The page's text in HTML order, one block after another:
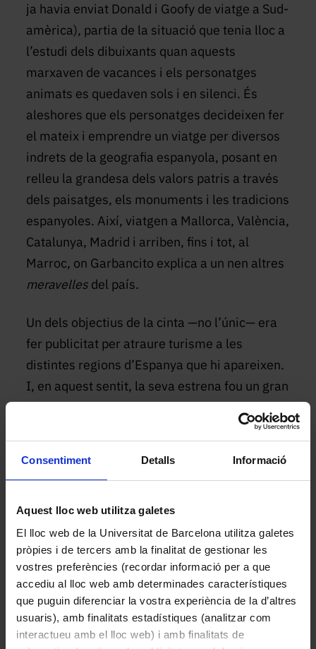
Consentiment Detalls Informació
Aquest lloc web utilitza galetes
El lloc web de la Universitat de Barcelona utilitza galetes
pròpies i de tercers amb la finalitat de gestionar les
vostres preferències (recordar informació per a que
accediu al lloc web amb determinades característiques
que puguin diferenciar la vostra experiència de la d’altres
usuaris), amb finalitats estadístiques (analitzar com
interactueu amb el lloc web) i amb finalitats de
ja havia enviat Donald i Goofy de viatge a Sud-
amèrica), partia de la situació que tenia lloc a
l’estudi dels dibuixants quan aquests
marxaven de vacances i els personatges
animats es quedaven sols i en silenci. És
aleshores que els personatges decideixen fer
el mateix i emprendre un viatge per diversos
indrets de la geografia espanyola, posant en
relleu la grandesa dels valors patris a través
dels paisatges, els monuments i les tradicions
espanyoles. Així, viatgen a Mallorca, València,
Catalunya, Madrid i arriben, fins i tot, al
Marroc, on Garbancito explica a un nen altres
meravelles del país.
Un dels objectius de la cinta —no l’únic— era
fer publicitat per atraure turisme a les
distintes regions d’Espanya que hi apareixen.
I, en aquest sentit, la seva estrena fou un gran
vehicle de propaganda turística el mateix any
en què Luis Antonio Bolín, director general de
No obstant, les crítiques rebudes amb motiu
de l’estrena demostraven que ni el país
disposava dels recursos i mitjans tècnics
adequats, ni els professionals tenien
l’experiència necessària per fer una pel·lícula
d’animació de qualitat. Tant és així que, fins i
tot la Junta Superior d’Orientació